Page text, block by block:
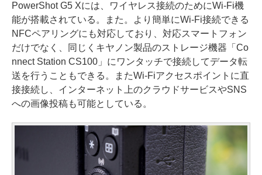
PowerShot G5 Xには、ワイヤレス接続のためにWi-Fi機
能が搭載されている。また。より簡単にWi-Fi接続できる
NFCペアリングにも対応しており、対応スマートフォン
だけでなく、同じくキヤノン製品のストレージ機器「Co
nnect Station CS100」にワンタッチで接続してデータ転
送を行うこともできる。またWi-Fiアクセスポイントに直
接接続し、インターネット上のクラウドサービスやSNS
への画像投稿も可能としている。